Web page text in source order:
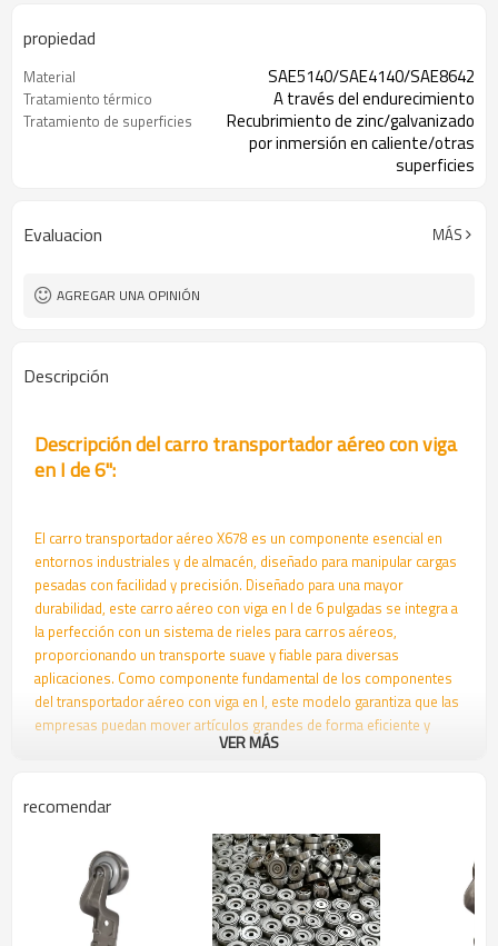
propiedad
Material SAE5140/SAE4140/SAE8642
Tratamiento térmico A través del endurecimiento
Tratamiento de superficies
Recubrimiento de zinc/galvanizado
por inmersión en caliente/otras
superficies
Evaluacion MÁS
AGREGAR UNA OPINIÓN
Descripción
Descripción del carro transportador aéreo con viga
en I de 6'':
El carro transportador aéreo X678 es un componente esencial en
entornos industriales y de almacén, diseñado para manipular cargas
pesadas con facilidad y precisión. Diseñado para una mayor
durabilidad, este carro aéreo con viga en I de 6 pulgadas se integra a
la perfección con un sistema de rieles para carros aéreos,
proporcionando un transporte suave y fiable para diversas
aplicaciones. Como componente fundamental de los componentes
del transportador aéreo con viga en I, este modelo garantiza que las
empresas puedan mover artículos grandes de forma eficiente y
segura, reduciendo el riesgo de lesiones laborales y optimizando el
Ya sea que busque optimizar las operaciones de fabricación o
automatizar la logística, un fabricante de carros X678 puede ofrecer
soluciones personalizadas para satisfacer necesidades específicas.
Con un enfoque en la calidad y el rendimiento, estos carros están
diseñados para soportar entornos exigentes, lo que los convierte
en una opción popular para empresas que necesitan sistemas
VER MÁS
recomendar